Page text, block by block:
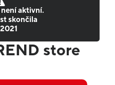
aktivní.
skončila
store